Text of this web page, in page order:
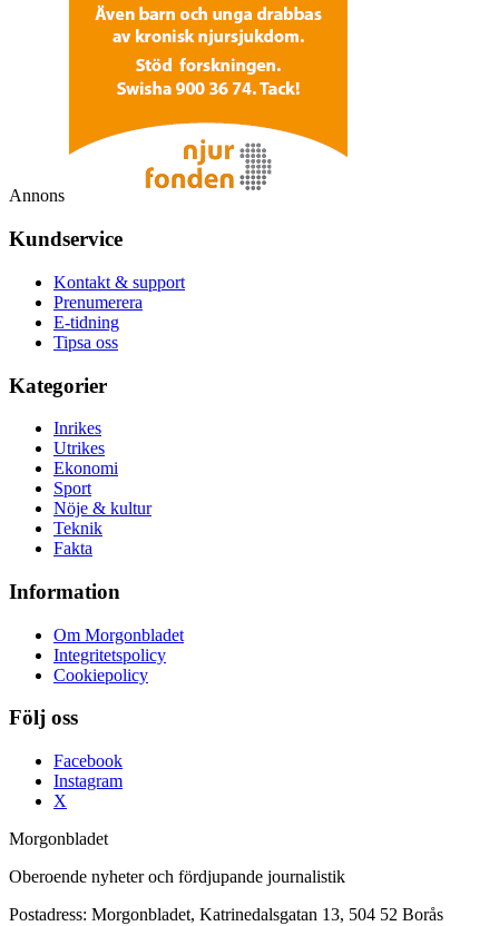
Annons
Kundservice
Kontakt & support
Prenumerera
E-tidning
Tipsa oss
Kategorier
Inrikes
Utrikes
Ekonomi
Sport
Nöje & kultur
Teknik
Fakta
Information
Om Morgonbladet
Integritetspolicy
Cookiepolicy
Följ oss
Facebook
Instagram
X
Morgonbladet
Oberoende nyheter och fördjupande journalistik
Postadress: Morgonbladet, Katrinedalsgatan 13, 504 52 Borås